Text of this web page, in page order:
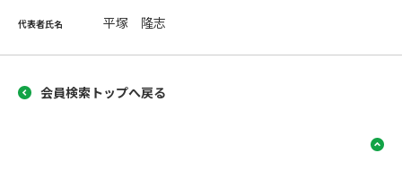
代表者氏名 平塚 隆志
会員検索トップへ戻る